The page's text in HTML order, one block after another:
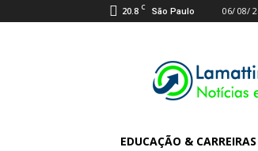
20.8 C São Paulo 06/ 08/
Digital
News
EDUCAÇÃO & CARREIRAS